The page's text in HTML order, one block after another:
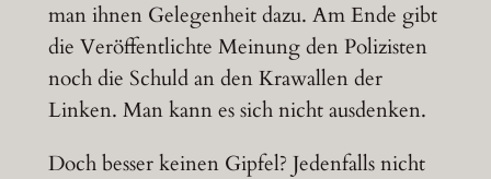
man ihnen Gelegenheit dazu. Am Ende gibt
die Veröffentlichte Meinung den Polizisten
noch die Schuld an den Krawallen der
Linken. Man kann es sich nicht ausdenken.
Doch besser keinen Gipfel? Jedenfalls nicht